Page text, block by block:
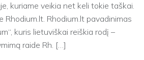
kuriame veikia net keli tokie taškai.
Rhodium.lt. Rhodium.lt pavadinimas
kuris lietuviškai reiškia rodį –
raide Rh. […]